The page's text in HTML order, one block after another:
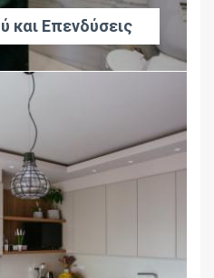
και Επενδύσεις